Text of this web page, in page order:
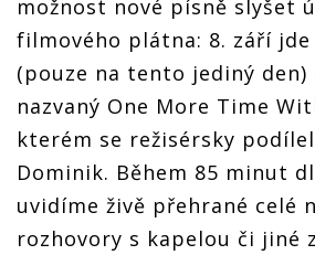
možnost nové písně slyšet
filmového plátna: 8. září
(pouze na tento jediný den)
nazvaný One More Time
kterém se režisérsky
Dominik. Během 85 minut
uvidíme živě přehrané celé
rozhovory s kapelou či jiné